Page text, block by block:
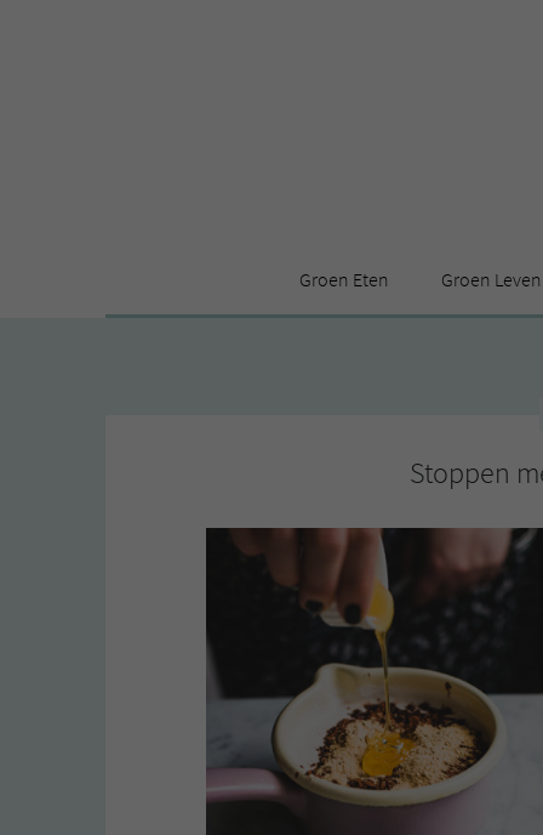
Groen Eten Groen Leven
Stoppen